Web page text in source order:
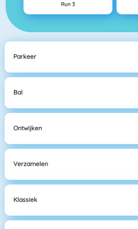
Run 3
Parkeer
Bal
Ontwijken
Verzamelen
Klassiek